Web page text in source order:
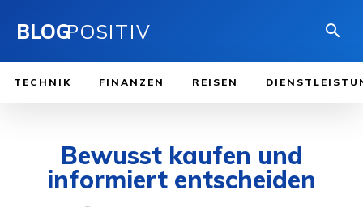
BLOGPOSITIV
TECHNIK FINANZEN REISEN
Bewusst kaufen und
informiert entscheiden